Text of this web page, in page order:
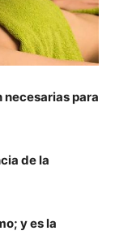
para
de la
y es la